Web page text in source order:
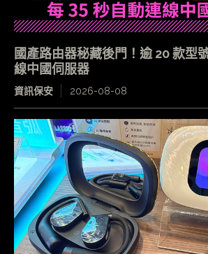
國產路由器秘藏後門！逾 20 款型
線中國伺服器
資訊保安 2026-08-08